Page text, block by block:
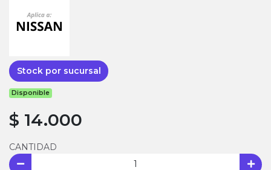
Stock por sucursal
Disponible
$ 14.000
CANTIDAD